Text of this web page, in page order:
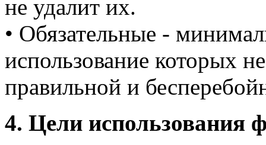
не удалит их.
• Обязательные -
использование которых
правильной и
4. Цели использования